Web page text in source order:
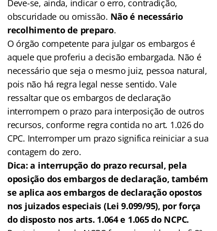
Deve-se, ainda, indicar o erro, contradição,
obscuridade ou omissão. Não é necessário
recolhimento de preparo.
O órgão competente para julgar os embargos é
aquele que proferiu a decisão embargada. Não é
necessário que seja o mesmo juiz, pessoa natural,
pois não há regra legal nesse sentido. Vale
ressaltar que os embargos de declaração
interrompem o prazo para interposição de outros
recursos, conforme regra contida no art. 1.026 do
CPC. Interromper um prazo significa reiniciar a sua
contagem do zero.
Dica: a interrupção do prazo recursal, pela
oposição dos embargos de declaração, também
se aplica aos embargos de declaração opostos
nos juizados especiais (Lei 9.099/95), por força
do disposto nos arts. 1.064 e 1.065 do NCPC.